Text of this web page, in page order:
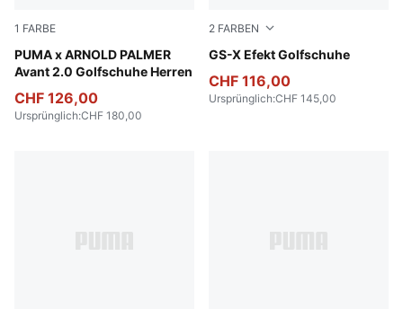
1 FARBE
PUMA x ARNOLD PALMER
Avant 2.0 Golfschuhe Herren
PUMA White-Forest Green
CHF 126,00
Ursprünglich:CHF 180,00
2 FARBEN
GS-X Efekt Golfschuhe
Warm White-Ice Coffee-
CHF 116,00
Ursprünglich:CHF 145,00